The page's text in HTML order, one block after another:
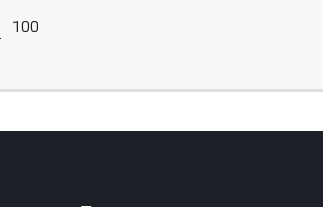
100